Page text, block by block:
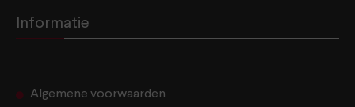
Informatie
Algemene voorwaarden